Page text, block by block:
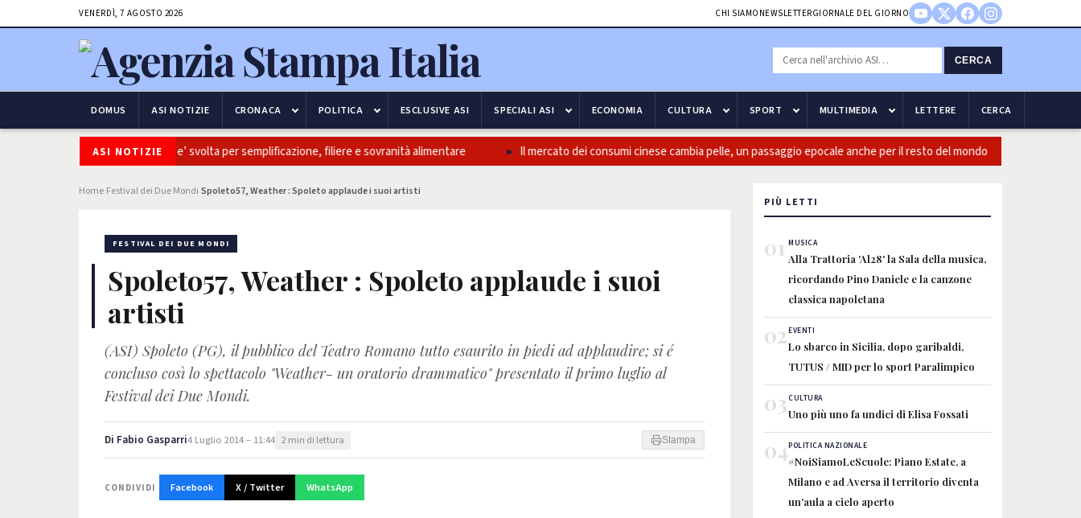
VENERDÌ, 7 AGOSTO 2026 CHI SIAMO NEWSLETTERGIORNALE DEL GIORNO
CERCA
DOMUS ASI NOTIZIE CRONACA POLITICA ESCLUSIVE ASI SPECIALI ASI ECONOMIA CULTURA SPORT MULTIMEDIA LETTERE CERCA
ASI NOTIZIE
Coldiretti, ok Camera e’ svolta per semplificazione, filiere e sovranità alimentare Il mercato dei consumi cinese cambia pelle, un passaggio epocale anche per il resto del mondo
Home Festival dei Due Mondi Spoleto57, Weather : Spoleto applaude i suoi artisti
FESTIVAL DEI DUE MONDI
Spoleto57, Weather : Spoleto applaude i suoi
artisti
(ASI) Spoleto (PG), il pubblico del Teatro Romano tutto esaurito in piedi ad applaudire; si é
concluso così lo spettacolo "Weather- un oratorio drammatico" presentato il primo luglio al
Festival dei Due Mondi.
Di Fabio Gasparri4 Luglio 2014 – 11:44 2 min di lettura Stampa
CONDIVIDI Facebook X / Twitter WhatsApp
PIÙ LETTI
01 MUSICA
Alla Trattoria 'Al28' la Sala della musica,
ricordando Pino Daniele e la canzone
classica napoletana
02EVENTI
Lo sbarco in Sicilia, dopo garibaldi,
TUTUS / MID per lo sport Paralimpico
03CULTURA
Uno più uno fa undici di Elisa Fossati
04POLITICA NAZIONALE
#NoiSiamoLeScuole: Piano Estate, a
Milano e ad Aversa il territorio diventa
un'aula a cielo aperto